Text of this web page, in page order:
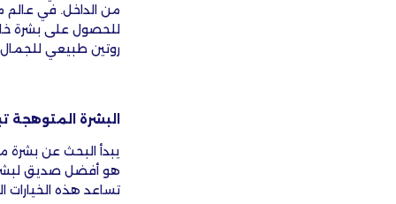
من الداخل. في عالم
للحصول على بشرة
روتين طبيعي
البشرة المتوهجة
يبدأ البحث عن بشرة
هو أفضل صديق
تساعد هذه الخيارات